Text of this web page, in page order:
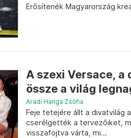
Erősítenék Magyarország
A szexi Versace, a
össze a világ
Aradi Hanga Zsófia
Feje tetejére állt a divatvilág
cserélgették a tervezőiket,
visszafojtva várta, mi...